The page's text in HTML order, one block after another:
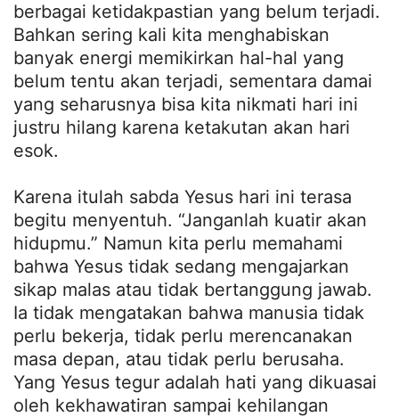
berbagai ketidakpastian yang belum terjadi.
Bahkan sering kali kita menghabiskan
banyak energi memikirkan hal-hal yang
belum tentu akan terjadi, sementara damai
yang seharusnya bisa kita nikmati hari ini
justru hilang karena ketakutan akan hari
esok.
Karena itulah sabda Yesus hari ini terasa
begitu menyentuh. “Janganlah kuatir akan
hidupmu.” Namun kita perlu memahami
bahwa Yesus tidak sedang mengajarkan
sikap malas atau tidak bertanggung jawab.
Ia tidak mengatakan bahwa manusia tidak
perlu bekerja, tidak perlu merencanakan
masa depan, atau tidak perlu berusaha.
Yang Yesus tegur adalah hati yang dikuasai
oleh kekhawatiran sampai kehilangan